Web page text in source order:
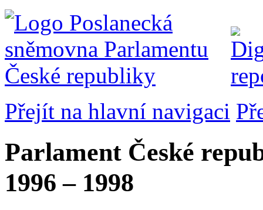
Přejít na hlavní navigaci
Parlament České
1996 – 1998